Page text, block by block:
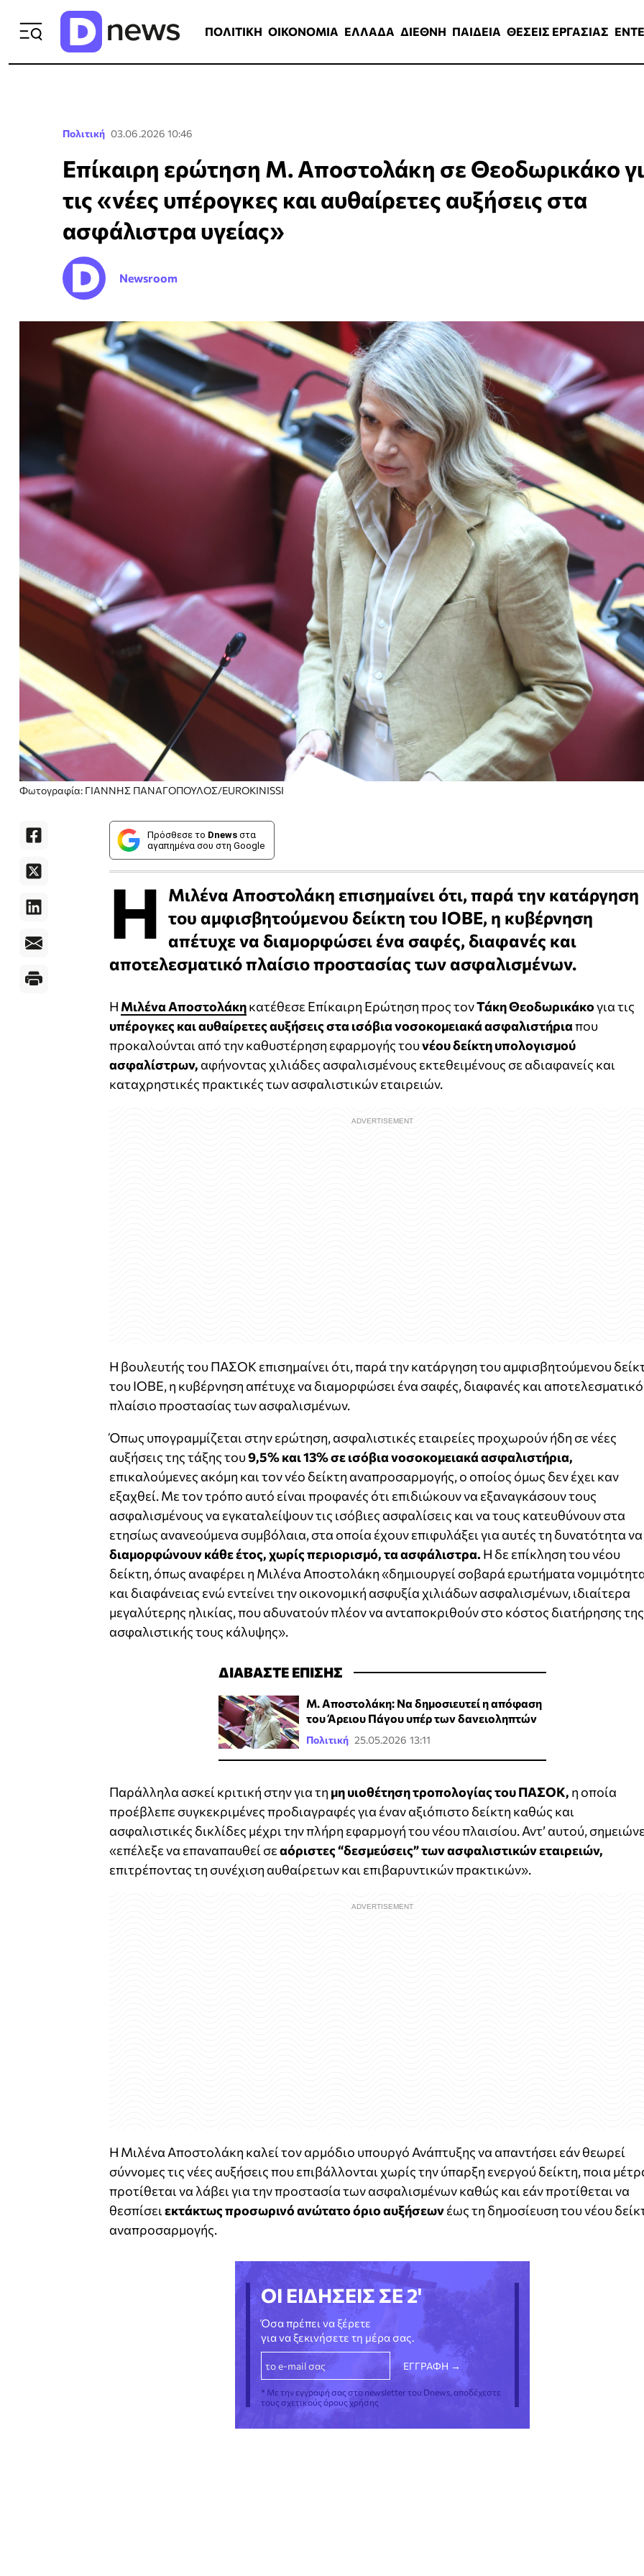
ΠΟΛΙΤΙΚΗ ΟΙΚΟΝΟΜΙΑ ΕΛΛΑΔΑ ΔΙΕΘΝΗ ΠΑΙΔΕΙΑ ΘΕΣΕΙΣ ΕΡΓΑΣΙΑΣ
Πολιτική 03.06.2026 10:46
Επίκαιρη ερώτηση Μ. Αποστολάκη σε Θεοδωρικάκο
τις «νέες υπέρογκες και αυθαίρετες αυξήσεις στα
ασφάλιστρα υγείας»
Newsroom
Φωτογραφία: ΓΙΑΝΝΗΣ ΠΑΝΑΓΟΠΟΥΛΟΣ/EUROKINISSI
Πρόσθεσε το Dnews στα
αγαπημένα σου στη Google
Η Μιλένα Αποστολάκη επισημαίνει ότι, παρά την κατάργηση
του αμφισβητούμενου δείκτη του ΙΟΒΕ, η κυβέρνηση
απέτυχε να διαμορφώσει ένα σαφές, διαφανές και
αποτελεσματικό πλαίσιο προστασίας των ασφαλισμένων.
Η Μιλένα Αποστολάκηκατέθεσε Επίκαιρη Ερώτηση προς τονΤάκη Θεοδωρικάκογια τις
υπέρογκες και αυθαίρετες αυξήσεις στα ισόβια νοσοκομειακά ασφαλιστήριαπου
προκαλούνται από την καθυστέρηση εφαρμογής τουνέου δείκτη υπολογισμού
ασφαλίστρων, αφήνοντας χιλιάδες ασφαλισμένους εκτεθειμένους σε αδιαφανείς και
καταχρηστικές πρακτικές των ασφαλιστικών εταιρειών.
Η βουλευτής του ΠΑΣΟΚ επισημαίνει ότι, παρά την κατάργηση του αμφισβητούμενου
του ΙΟΒΕ, η κυβέρνηση απέτυχε να διαμορφώσει ένα σαφές, διαφανές και αποτελεσματικό
πλαίσιο προστασίας των ασφαλισμένων.
Όπως υπογραμμίζεται στην ερώτηση, ασφαλιστικές εταιρείες προχωρούν ήδη σε νέες
αυξήσεις της τάξης του9,5% και 13% σε ισόβια νοσοκομειακά ασφαλιστήρια,
επικαλούμενες ακόμη και τον νέο δείκτη αναπροσαρμογής, ο οποίος όμως δεν έχει καν
εξαχθεί. Με τον τρόπο αυτό είναι προφανές ότι επιδιώκουν να εξαναγκάσουν τους
ασφαλισμένους να εγκαταλείψουν τις ισόβιες ασφαλίσεις και να τους κατευθύνουν στα
ετησίως ανανεούμενα συμβόλαια, στα οποία έχουν επιφυλάξει για αυτές τη δυνατότητα να
διαμορφώνουν κάθε έτος, χωρίς περιορισμό, τα ασφάλιστρα. Η δε επίκληση του νέου
δείκτη, όπως αναφέρει η Μιλένα Αποστολάκη «δημιουργεί σοβαρά ερωτήματα
και διαφάνειας ενώ εντείνει την οικονομική ασφυξία χιλιάδων ασφαλισμένων, ιδιαίτερα
μεγαλύτερης ηλικίας, που αδυνατούν πλέον να ανταποκριθούν στο κόστος διατήρησης της
ασφαλιστικής τους κάλυψης».
ΔΙΑΒΑΣΤΕ ΕΠΙΣΗΣ
Μ. Αποστολάκη: Να δημοσιευτεί η απόφαση
του Άρειου Πάγου υπέρ των δανειοληπτών
Πολιτική 25.05.2026 13:11
Παράλληλα ασκεί κριτική στην για τη μη υιοθέτηση τροπολογίας του ΠΑΣΟΚ, η οποία
προέβλεπε συγκεκριμένες προδιαγραφές για έναν αξιόπιστο δείκτη καθώς και
ασφαλιστικές δικλίδες μέχρι την πλήρη εφαρμογή του νέου πλαισίου. Αντ’ αυτού,
«επέλεξε να επαναπαυθεί σεαόριστες “δεσμεύσεις” των ασφαλιστικών εταιρειών,
επιτρέποντας τη συνέχιση αυθαίρετων και επιβαρυντικών πρακτικών».
Η Μιλένα Αποστολάκη καλεί τον αρμόδιο υπουργό Ανάπτυξης να απαντήσει εάν θεωρεί
σύννομες τις νέες αυξήσεις που επιβάλλονται χωρίς την ύπαρξη ενεργού δείκτη, ποια
προτίθεται να λάβει για την προστασία των ασφαλισμένων καθώς και εάν προτίθεται να
θεσπίσειεκτάκτως προσωρινό ανώτατο όριο αυξήσεωνέως τη δημοσίευση του νέου
αναπροσαρμογής.
ΟΙ ΕΙΔΗΣΕΙΣ ΣΕ 2'
Όσα πρέπει να ξέρετε
για να ξεκινήσετε τη μέρα σας.
* Με την εγγραφή σας στο newsletter του Dnews, αποδέχεστε
τους σχετικούς όρους χρήσης